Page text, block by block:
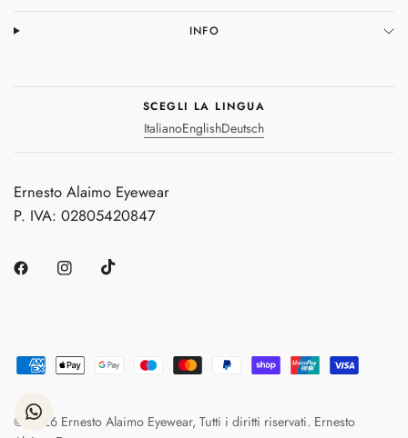
INFO
SCEGLI LA LINGUA
ItalianoEnglishDeutsch
Ernesto Alaimo Eyewear
P. IVA: 02805420847
© 2026 Ernesto Alaimo Eyewear, Tutti i diritti riservati. Ernesto